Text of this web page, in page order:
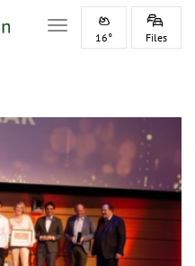
Toggle navigation
16° Files